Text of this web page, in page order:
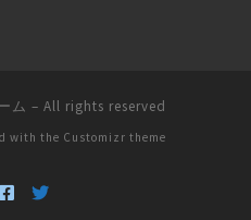
ム – All rights reserved
with the Customizr theme